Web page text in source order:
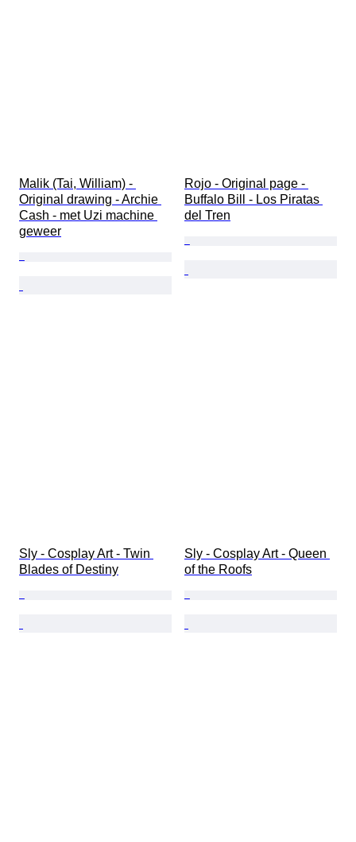
Malik (Tai, William) -
Original drawing - Archie
Cash - met Uzi machine
geweer
Rojo - Original page -
Buffalo Bill - Los Piratas
del Tren
Sly - Cosplay Art - Twin
Blades of Destiny
Sly - Cosplay Art - Queen
of the Roofs